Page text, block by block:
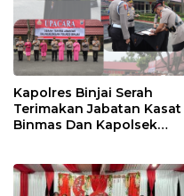
Kapolres Binjai Serah
Terimakan Jabatan Kasat
Binmas Dan Kapolsek